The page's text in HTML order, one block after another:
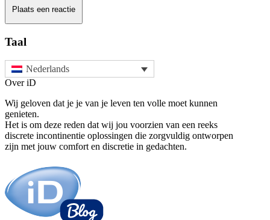
Taal
Nederlands
Over iD
Wij geloven dat je je van je leven ten volle moet kunnen
genieten.
Het is om deze reden dat wij jou voorzien van een reeks
discrete incontinentie oplossingen die zorgvuldig ontworpen
zijn met jouw comfort en discretie in gedachten.